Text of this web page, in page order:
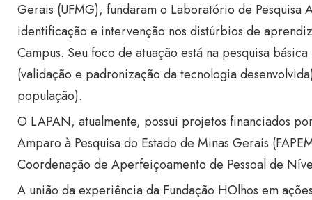
Gerais (UFMG), fundaram o Laboratório de
identificação e intervenção nos distúrbios de
Campus. Seu foco de atuação está na pesquisa
(validação e padronização da tecnologia
população).
O LAPAN, atualmente, possui projetos financiados
Amparo à Pesquisa do Estado de Minas Gerais
Coordenação de Aperfeiçoamento de Pessoal de
A união da experiência da Fundação HOlhos em